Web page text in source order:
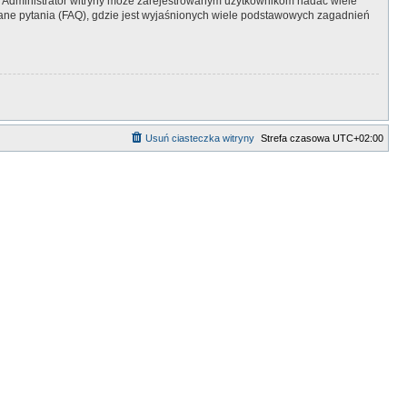
pytania (FAQ), gdzie jest wyjaśnionych wiele podstawowych zagadnień
Strefa czasowa UTC+02:00
Usuń ciasteczka witryny